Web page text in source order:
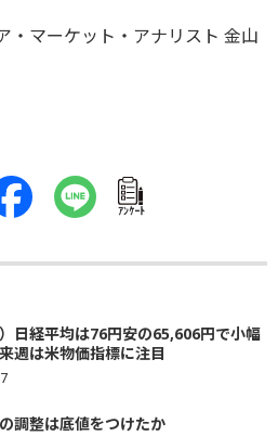
・マーケット・アナリスト 金山
ｱﾝｹｰﾄ
）日経平均は76円安の65,606円で小幅
週は米物価指標に注目
調整は底値をつけたか